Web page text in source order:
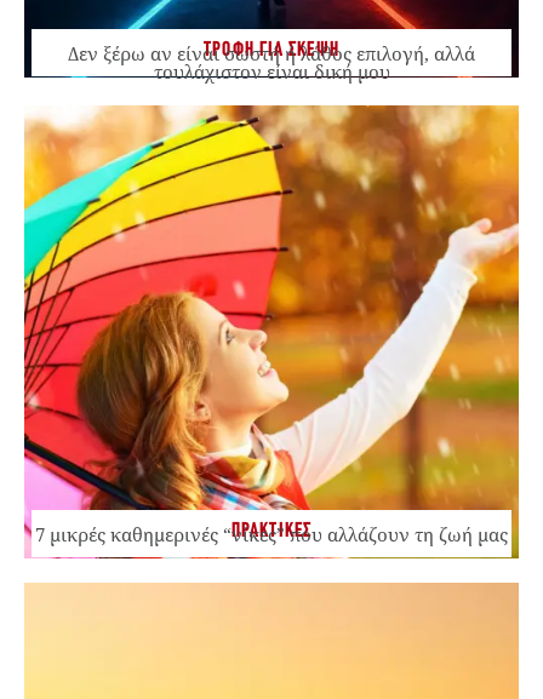
ΤΡΟΦΗ ΓΙΑ ΣΚΕΨΗ
Δεν ξέρω αν είναι σωστή ή λάθος επιλογή, αλλά
τουλάχιστον είναι δική μου
ΠΡΑΚΤΙΚΕΣ
7 μικρές καθημερινές “νίκες” που αλλάζουν τη ζωή μας